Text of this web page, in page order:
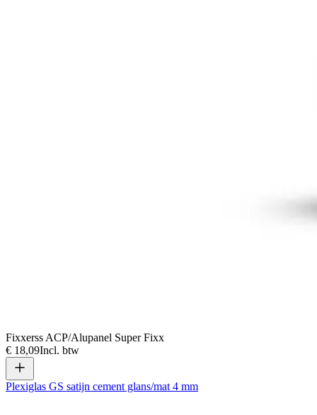
Fixxerss ACP/Alupanel Super Fixx
€ 18,09Incl. btw
Plexiglas GS satijn cement glans/mat 4 mm